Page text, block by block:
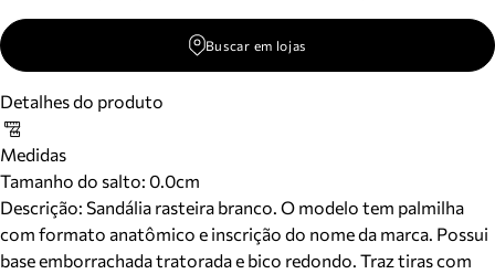
Buscar em lojas
Detalhes do produto
Medidas
Tamanho do salto: 0.0cm
Descrição: Sandália rasteira branco. O modelo tem palmilha
com formato anatômico e inscrição do nome da marca. Possui
base emborrachada tratorada e bico redondo. Traz tiras com